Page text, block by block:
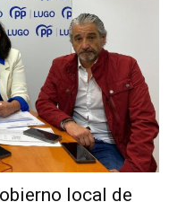
local de